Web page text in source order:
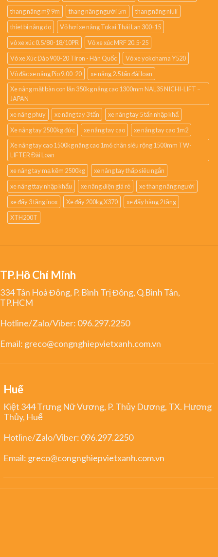
thang nâng mỹ 9m
thang nâng người 5m
thang nâng niuli
thiet bi nâng do
Vỏ hơi xe nâng Tokai Thái Lan 300-15
vỏ xe xúc 0.5/80-18/10PR
Vỏ xe xúc MRF 20.5-25
Vỏ xe Xúc Đào 900-20 Tiron - Hàn Quốc
Vỏ xe yokohama Y520
Vỏ đặc xe nâng Pio 9.00-20
xe nâng 2.5 tấn đài loan
Xe nâng mặt bàn con lăn 350kg nâng cao 1300mm NAL35 NICHI-LIFT –
JAPAN
xe nâng phuy
xe nâng tay 3 tấn
xe nâng tay 5 tấn nhập khẩ
Xe nâng tay 2500kg đức
xe nâng tay cao
xe nâng tay cao 1m2
Xe nâng tay cao 1500kg nâng cao 1m6 chân siêu rộng 1500mm TW-
LIFTER Đài Loan
xe nâng tay mạ kẽm 2500kg
xe nâng tay thấp siêu ngắn
xe nâng ttay nhập khẩu
xe nâng điện giá rẻ
xe thang nâng người
xe đẩy 3 tầng inox
Xe đẩy 200kg X370
xe đẩy hàng 2 tầng
XTH200T
TP.Hồ Chí Minh
334 Tân Hoà Đông, P. Bình Trị Đông, Q.Bình Tân,
TP.HCM
Hotline/Zalo/Viber: 096.297.2250
Email: greco@congnghiepvietxanh.com.vn
Huế
Kiệt 344 Trưng Nữ Vương, P. Thủy Dương, TX. Hương
Thủy, Huế
Hotline/Zalo/Viber: 096.297.2250
Email: greco@congnghiepvietxanh.com.vn